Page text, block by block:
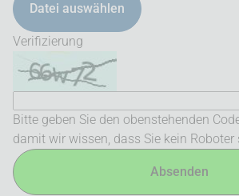
Datei auswählen
Verifizierung
Bitte geben Sie den obenstehenden
damit wir wissen, dass Sie kein Roboter
Absenden